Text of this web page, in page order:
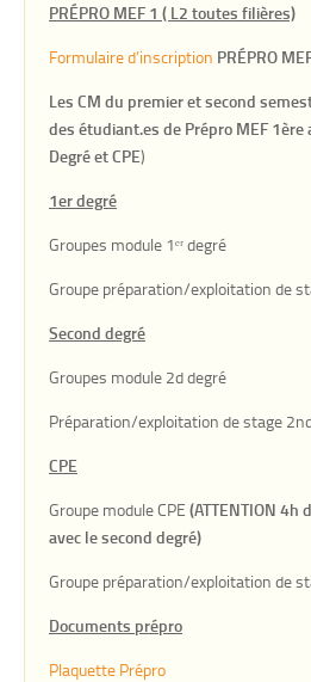
PRÉPRO MEF 1 ( L2 toutes filières)
Formulaire d’inscription PRÉPRO
Les CM du premier et second
des étudiant.es de Prépro MEF 1ère
Degré et CPE)
1er degré
Groupes module 1ᵉʳ degré
Groupe préparation/exploitation de
Second degré
Groupes module 2d degré
Préparation/exploitation de stage
CPE
Groupe module CPE (ATTENTION 4h
avec le second degré)
Groupe préparation/exploitation de
Documents prépro
Plaquette Prépro